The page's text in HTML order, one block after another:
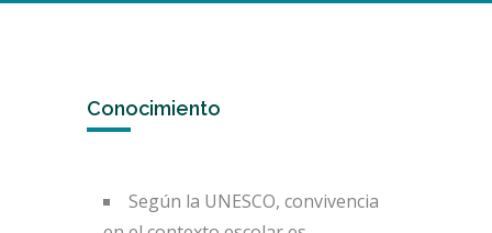
Conocimiento
Según la UNESCO, convivencia